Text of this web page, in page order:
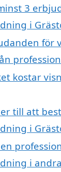
3
i
för
kostar
till att
i
i